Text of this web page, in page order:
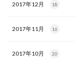
2017年12月 18
2017年11月 16
2017年10月 20